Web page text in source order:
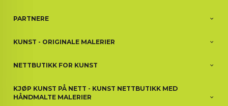
PARTNERE
KUNST - ORIGINALE MALERIER
NETTBUTIKK FOR KUNST
KJØP KUNST PÅ NETT - KUNST NETTBUTIKK MED
HÅNDMALTE MALERIER